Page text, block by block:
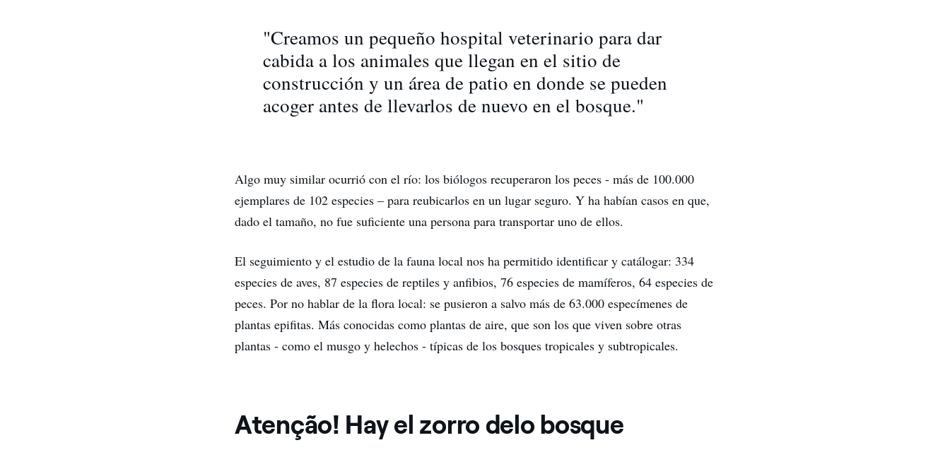
"Creamos un pequeño hospital veterinario para dar
cabida a los animales que llegan en el sitio de
construcción y un área de patio en donde se pueden
acoger antes de llevarlos de nuevo en el bosque."
Algo muy similar ocurrió con el río: los biólogos recuperaron los peces - más de 100.000
ejemplares de 102 especies – para reubicarlos en un lugar seguro. Y ha habían casos en que,
dado el tamaño, no fue suficiente una persona para transportar uno de ellos.
El seguimiento y el estudio de la fauna local nos ha permitido identificar y catálogar: 334
especies de aves, 87 especies de reptiles y anfibios, 76 especies de mamíferos, 64 especies de
peces. Por no hablar de la flora local: se pusieron a salvo más de 63.000 especímenes de
plantas epifitas. Más conocidas como plantas de aire, que son los que viven sobre otras
plantas - como el musgo y helechos - típicas de los bosques tropicales y subtropicales.
Atenção! Hay el zorro delo bosque